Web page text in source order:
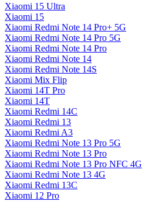
Xiaomi 15 Ultra
Xiaomi 15
Xiaomi Redmi Note 14 Pro+ 5G
Xiaomi Redmi Note 14 Pro 5G
Xiaomi Redmi Note 14 Pro
Xiaomi Redmi Note 14
Xiaomi Redmi Note 14S
Xiaomi Mix Flip
Xiaomi 14T Pro
Xiaomi 14T
Xiaomi Redmi 14C
Xiaomi Redmi 13
Xiaomi Redmi A3
Xiaomi Redmi Note 13 Pro 5G
Xiaomi Redmi Note 13 Pro
Xiaomi Redmi Note 13 Pro NFC 4G
Xiaomi Redmi Note 13 4G
Xiaomi Redmi 13C
Xiaomi 12 Pro